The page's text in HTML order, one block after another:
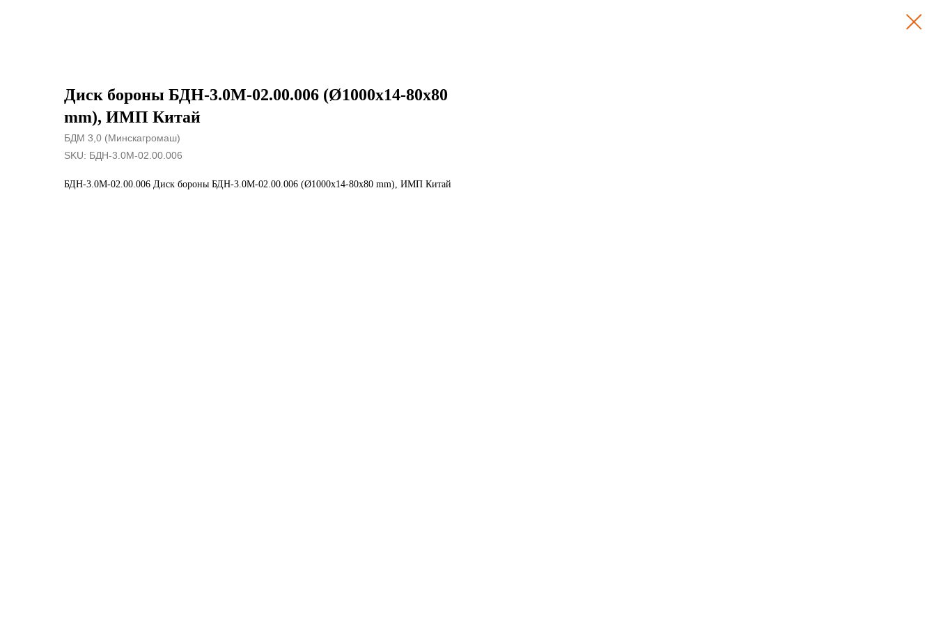
Диск бороны БДН-3.0М-02.00.006 (Ø1000х14-80х80
mm), ИМП Китай
БДМ 3,0 (Минскагромаш)
SKU: БДН-3.0М-02.00.006
БДН-3.0М-02.00.006 Диск бороны БДН-3.0М-02.00.006 (Ø1000х14-80х80 mm), ИМП Китай